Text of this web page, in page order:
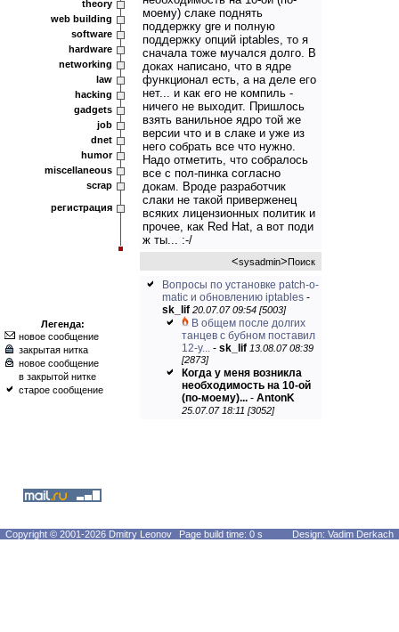
theory
web building
software
hardware
networking
law
hacking
gadgets
job
dnet
humor
miscellaneous
scrap
регистрация
Легенда:
новое сообщение
закрытая нитка
новое сообщение
в закрытой нитке
старое сообщение
моему) слаке поднять
поддержку gre и полную
поддержку опций iptables, то я
сначала тоже мучался долго. В
доках написано, что в ядре
функционал есть, а на деле его
нет... и как его не компиль -
ничего не выходит. Пришлось
взять ванильное ядро той же
версии что и в слаке и уже из
него собрать все что нужно.
Надо отметить, что собралось
все с пол-пинка согласно
докам. Вроде разработчик
слаки не такой приверженец
всяких лицензионных политик и
прочее, как Red Hat, а вот поди
ж ты... :-/
<sysadmin>Поиск
Вопросы по установке patch-o-
matic и обновлению iptables -
sk_lif 20.07.07 09:54 [5003]
В общем после долгих
танцев с бубном поставил
12-у... - sk_lif 13.08.07 08:39
[2873]
Когда у меня возникла
необходимость на 10-ой
(по-моему)... - AntonK
25.07.07 18:11 [3052]
Copyright © 2001-2026 Dmitry Leonov Page build time: 0 s Design: Vadim Derkach